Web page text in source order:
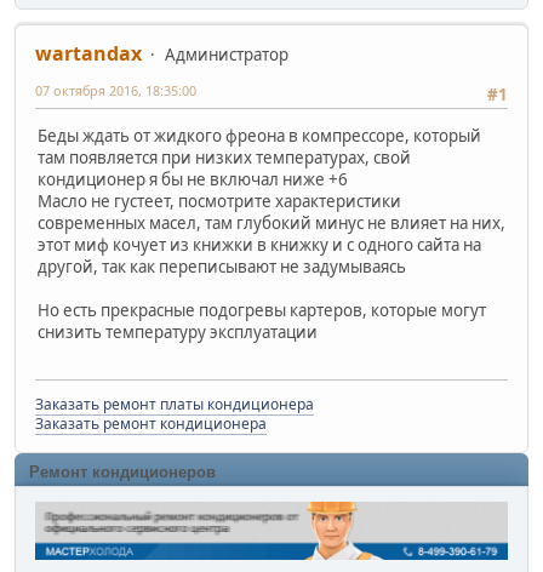
wartandax
Администратор
#1
07 октября 2016, 18:35:00
Беды ждать от жидкого фреона в компрессоре, который
там появляется при низких температурах, свой
кондиционер я бы не включал ниже +6
Масло не густеет, посмотрите характеристики
современных масел, там глубокий минус не влияет на них,
этот миф кочует из книжки в книжку и с одного сайта на
другой, так как переписывают не задумываясь
Но есть прекрасные подогревы картеров, которые могут
снизить температуру эксплуатации
Заказать ремонт платы кондиционера
Заказать ремонт кондиционера
Ремонт кондиционеров